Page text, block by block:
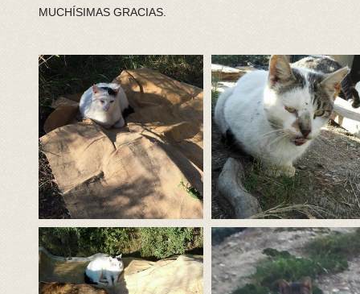
MUCHÍSIMAS GRACIAS.